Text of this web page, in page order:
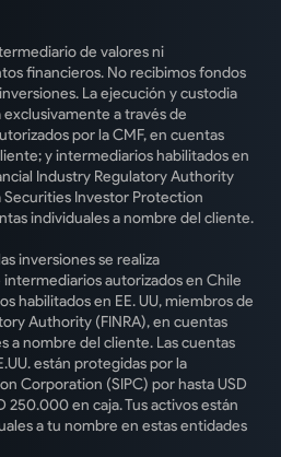
de valores ni
financieros. No recibimos fondos
La ejecución y custodia
exclusivamente a través de
por la CMF, en cuentas
y intermediarios habilitados en
Industry Regulatory Authority
Securities Investor Protection
individuales a nombre del cliente.
inversiones se realiza
autorizados en Chile
habilitados en EE. UU, miembros de
Authority (FINRA), en cuentas
a nombre del cliente. Las cuentas
están protegidas por la
Corporation (SIPC) por hasta USD
en caja. Tus activos están
a tu nombre en estas entidades